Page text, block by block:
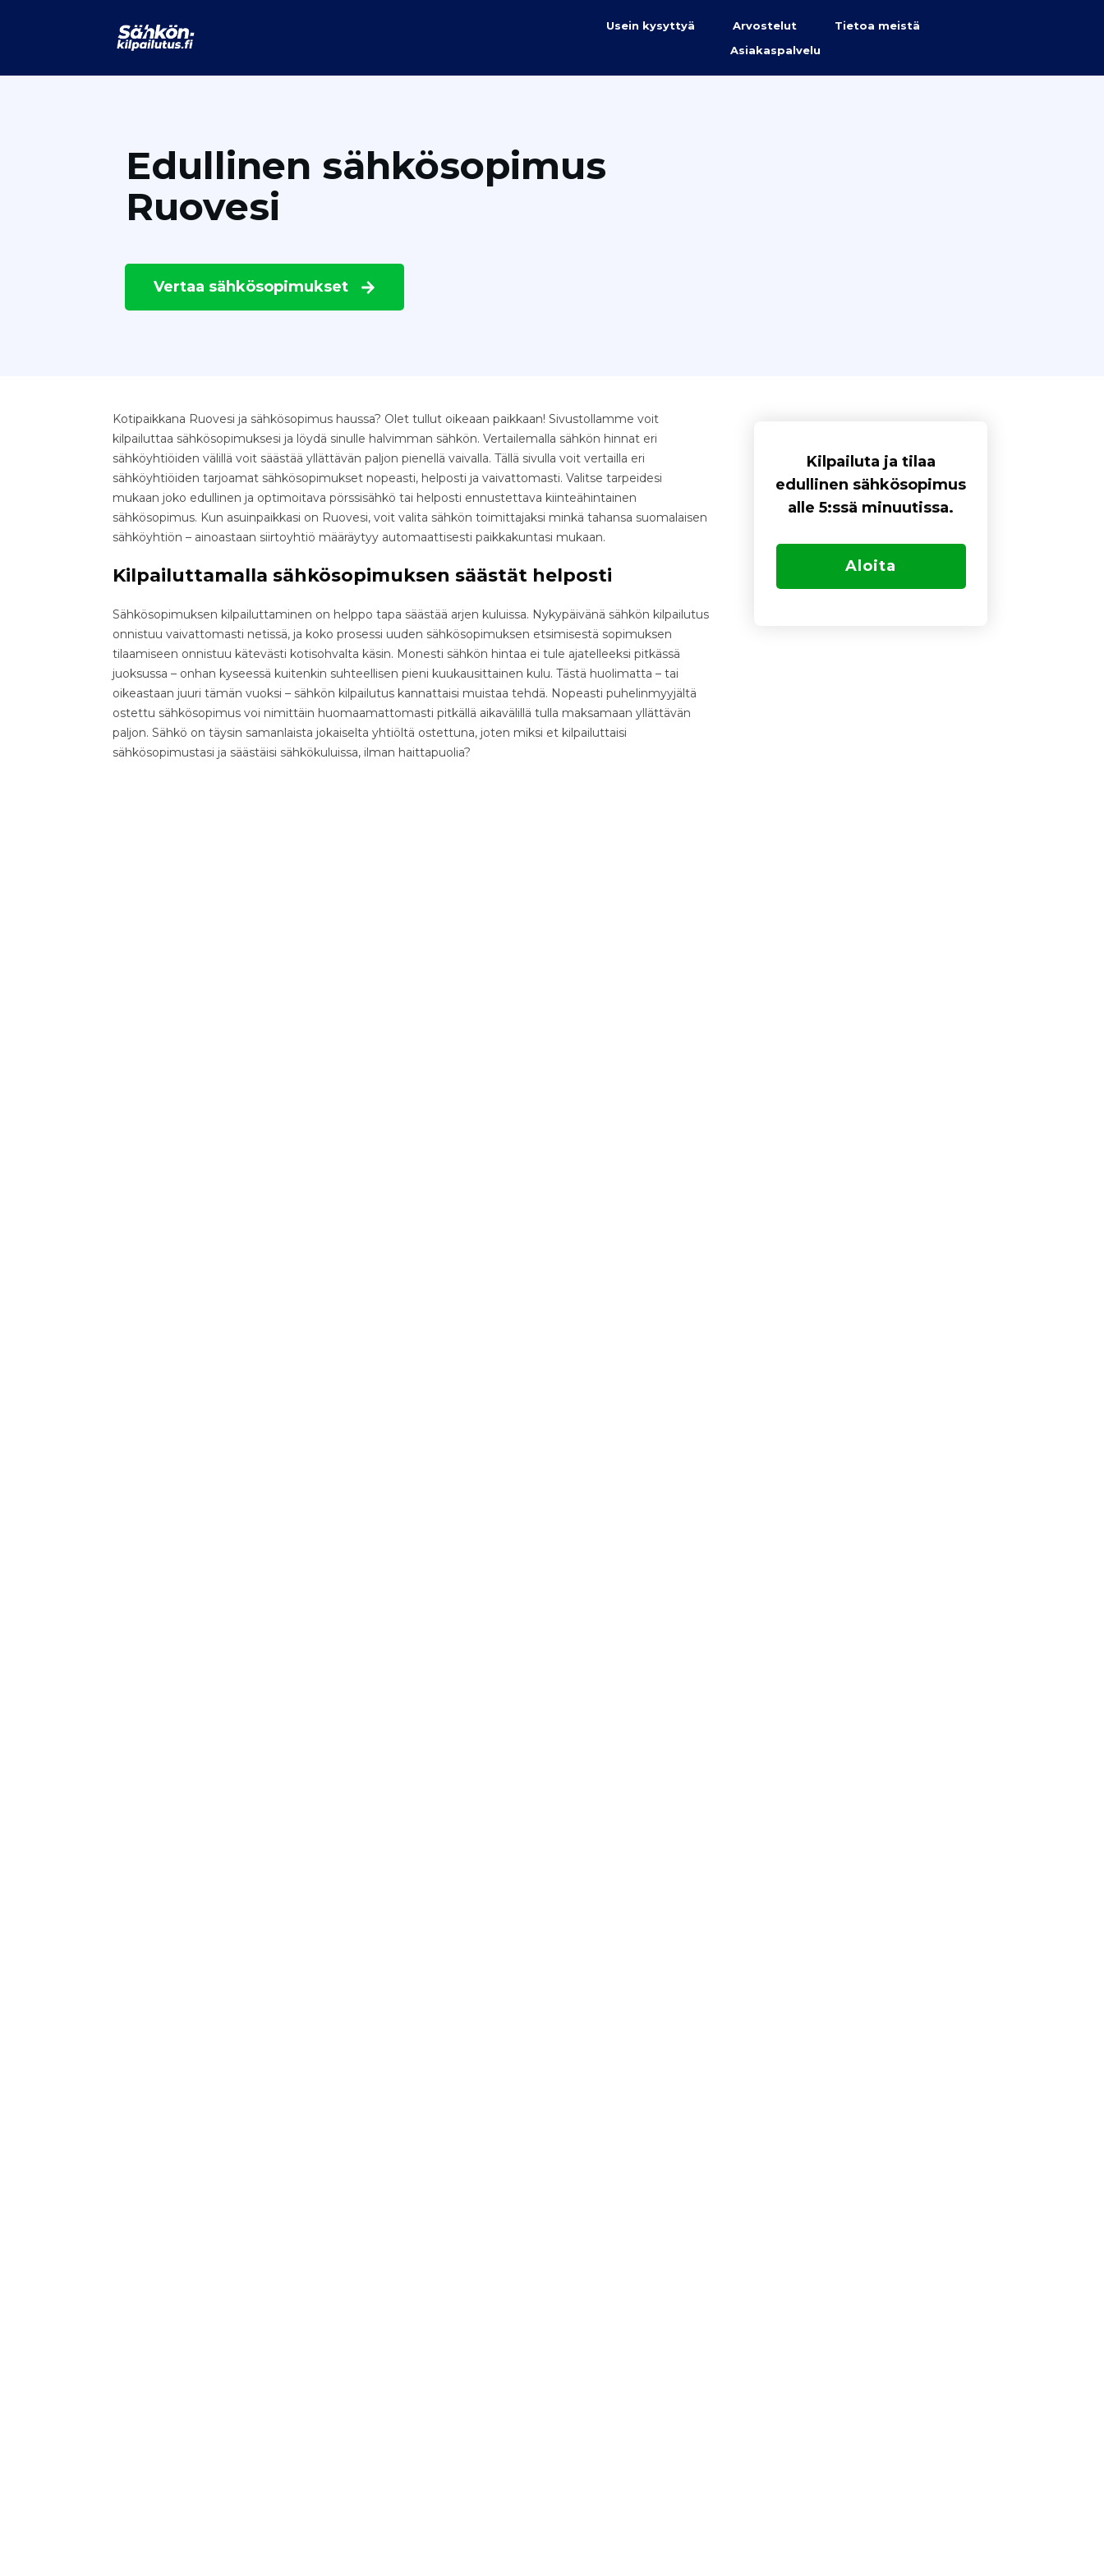
Usein kysyttyä Arvostelut
Tietoa meistä
Asiakaspalvelu
Edullinen sähkösopimus
Ruovesi
Vertaa sähkösopimukset
Kotipaikkana Ruovesi ja sähkösopimus haussa? Olet tullut oikeaan paikkaan! Sivustollamme voit
kilpailuttaa sähkösopimuksesi ja löydä sinulle halvimman sähkön. Vertailemalla sähkön hinnat eri
sähköyhtiöiden välillä voit säästää yllättävän paljon pienellä vaivalla. Tällä sivulla voit vertailla eri
sähköyhtiöiden tarjoamat sähkösopimukset nopeasti, helposti ja vaivattomasti. Valitse tarpeidesi
mukaan joko edullinen ja optimoitava pörssisähkö tai helposti ennustettava kiinteähintainen
sähkösopimus. Kun asuinpaikkasi on Ruovesi, voit valita sähkön toimittajaksi minkä tahansa suomalaisen
sähköyhtiön – ainoastaan siirtoyhtiö määräytyy automaattisesti paikkakuntasi mukaan.
Kilpailuttamalla sähkösopimuksen säästät helposti
Sähkösopimuksen kilpailuttaminen on helppo tapa säästää arjen kuluissa. Nykypäivänä sähkön kilpailutus
onnistuu vaivattomasti netissä, ja koko prosessi uuden sähkösopimuksen etsimisestä sopimuksen
tilaamiseen onnistuu kätevästi kotisohvalta käsin. Monesti sähkön hintaa ei tule ajatelleeksi pitkässä
juoksussa – onhan kyseessä kuitenkin suhteellisen pieni kuukausittainen kulu. Tästä huolimatta – tai
oikeastaan juuri tämän vuoksi – sähkön kilpailutus kannattaisi muistaa tehdä. Nopeasti puhelinmyyjältä
ostettu sähkösopimus voi nimittäin huomaamattomasti pitkällä aikavälillä tulla maksamaan yllättävän
paljon. Sähkö on täysin samanlaista jokaiselta yhtiöltä ostettuna, joten miksi et kilpailuttaisi
sähkösopimustasi ja säästäisi sähkökuluissa, ilman haittapuolia?
Kilpailuta ja tilaa
edullinen sähkösopimus
alle 5:ssä minuutissa.
Aloita